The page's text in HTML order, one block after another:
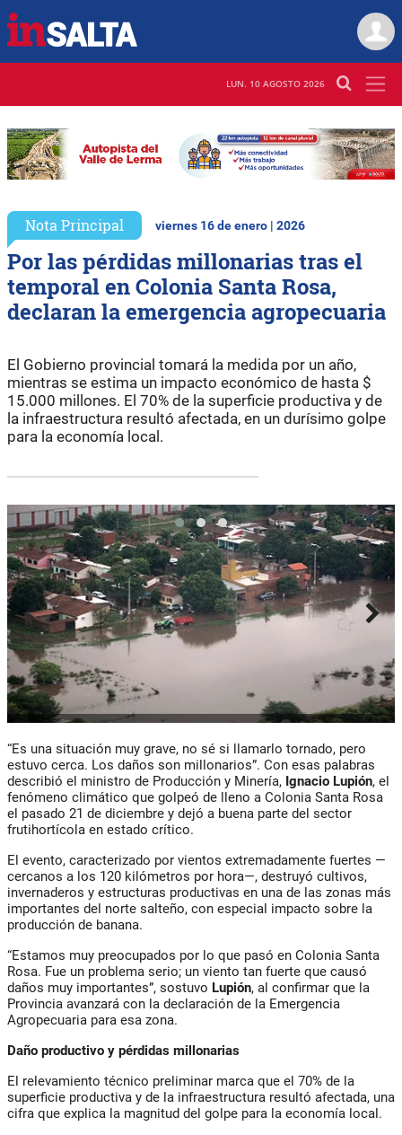
LUN. 10 AGOSTO 2026
Nota Principal viernes 16 de enero | 2026
Por las pérdidas millonarias tras el
temporal en Colonia Santa Rosa,
declaran la emergencia agropecuaria
El Gobierno provincial tomará la medida por un año,
mientras se estima un impacto económico de hasta $
15.000 millones. El 70% de la superficie productiva y de
la infraestructura resultó afectada, en un durísimo golpe
para la economía local.
“Es una situación muy grave, no sé si llamarlo tornado, pero
estuvo cerca. Los daños son millonarios”. Con esas palabras
describió el ministro de Producción y Minería, Ignacio Lupión, el
fenómeno climático que golpeó de lleno a Colonia Santa Rosa
el pasado 21 de diciembre y dejó a buena parte del sector
frutihortícola en estado crítico.
El evento, caracterizado por vientos extremadamente fuertes —
cercanos a los 120 kilómetros por hora—, destruyó cultivos,
invernaderos y estructuras productivas en una de las zonas más
importantes del norte salteño, con especial impacto sobre la
producción de banana.
“Estamos muy preocupados por lo que pasó en Colonia Santa
Rosa. Fue un problema serio; un viento tan fuerte que causó
daños muy importantes”, sostuvo Lupión, al confirmar que la
Provincia avanzará con la declaración de la Emergencia
Agropecuaria para esa zona.
Daño productivo y pérdidas millonarias
El relevamiento técnico preliminar marca que el 70% de la
superficie productiva y de la infraestructura resultó afectada, una
cifra que explica la magnitud del golpe para la economía local.